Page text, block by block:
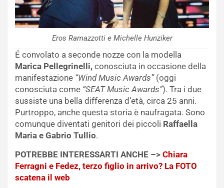
Eros Ramazzotti e Michelle Hunziker
É convolato a seconde nozze con la modella
Marica Pellegrinelli, conosciuta in occasione della
manifestazione “Wind Music Awards” (oggi
conosciuta come “SEAT Music Awards”). Tra i due
sussiste una bella differenza d’età, circa 25 anni.
Purtroppo, anche questa storia è naufragata. Sono
comunque diventati genitori dei piccoli Raffaella
Maria e Gabrio Tullio.
POTREBBE INTERESSARTI ANCHE –> Chiara
Ferragni e Fedez, terzo figlio in arrivo? La FOTO
scatena il web